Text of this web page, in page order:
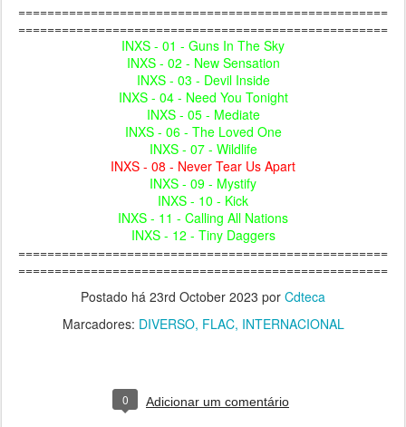
===================================================
===================================================
INXS - 01 - Guns In The Sky
INXS - 02 - New Sensation
INXS - 03 - Devil Inside
INXS - 04 - Need You Tonight
INXS - 05 - Mediate
INXS - 06 - The Loved One
INXS - 07 - Wildlife
INXS - 08 - Never Tear Us Apart
INXS - 09 - Mystify
INXS - 10 - Kick
INXS - 11 - Calling All Nations
INXS - 12 - Tiny Daggers
===================================================
===================================================
Postado há 23rd October 2023 por Cdteca
Marcadores: DIVERSO FLAC INTERNACIONAL
0 Adicionar um comentário